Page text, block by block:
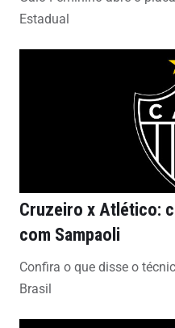
Estadual
Cruzeiro x Atlético:
com Sampaoli
Confira o que disse o
Brasil